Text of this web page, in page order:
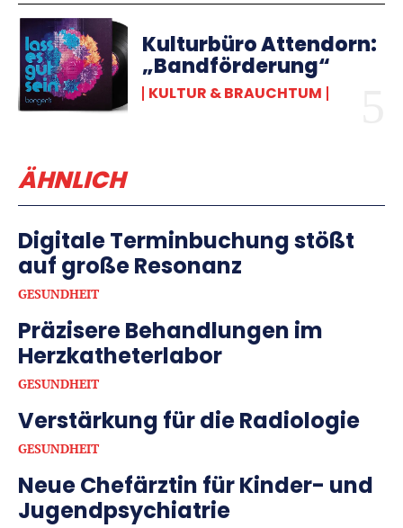
Kulturbüro Attendorn:
„Bandförderung“
KULTUR & BRAUCHTUM
ÄHNLICH
Digitale Terminbuchung stößt
auf große Resonanz
GESUNDHEIT
Präzisere Behandlungen im
Herzkatheterlabor
GESUNDHEIT
Verstärkung für die Radiologie
GESUNDHEIT
Neue Chefärztin für Kinder- und
Jugendpsychiatrie